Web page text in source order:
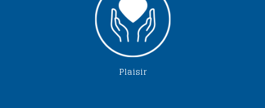
Plaisir